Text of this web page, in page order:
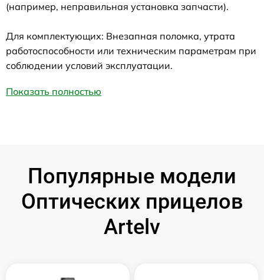
(например, неправильная установка запчасти).
Для комплектующих: Внезапная поломка, утрата
работоспособности или техническим параметрам при
соблюдении условий эксплуатации.
Показать полностью
Популярные модели
Оптических прицелов
Artelv